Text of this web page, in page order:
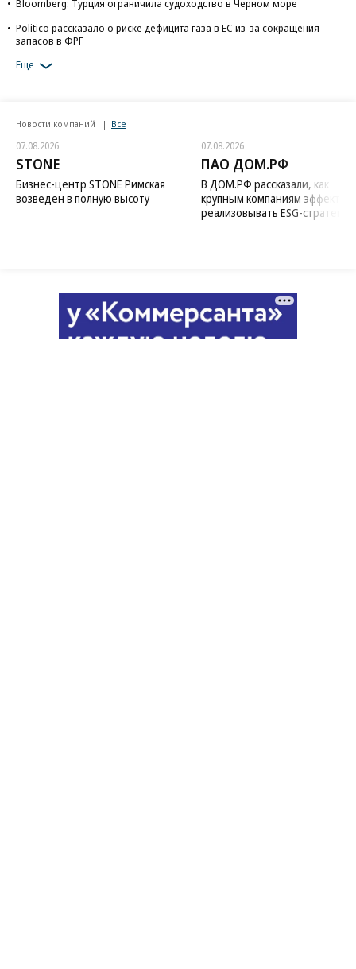
Bloomberg: Турция ограничила судоходство в Черном море
Politico рассказало о риске дефицита газа в ЕС из-за сокращения
запасов в ФРГ
Еще
Новости компаний Все
07.08.2026
STONE
Бизнес-центр STONE Римская
возведен в полную высоту
07.08.2026
ПАО ДОМ.РФ
В ДОМ.РФ рассказали, как
крупным компаниям
реализовывать ESG-стратегию